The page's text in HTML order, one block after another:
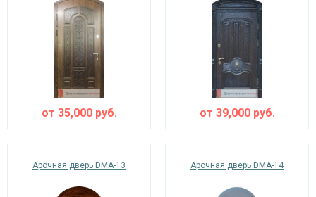
от 35,000руб. от 39,000руб.
Арочная дверь DMA-13 Арочная дверь DMA-14